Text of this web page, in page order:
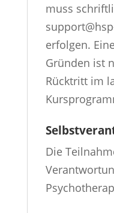
muss
erfolgen.
Gründen ist
Rücktritt im
Die